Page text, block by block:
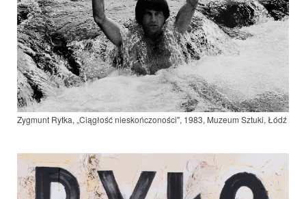
Zygmunt Rytka, „Ciągłość nieskończoności", 1983, Muzeum Sztuki, Łódź